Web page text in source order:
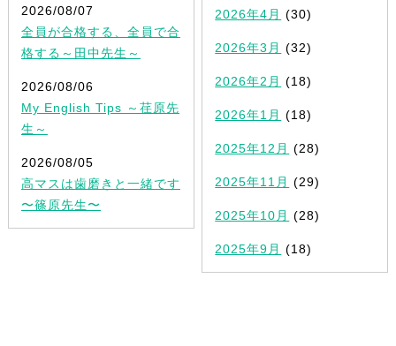
2026/08/07
全員が合格する、全員で合
格する～田中先生～
2026/08/06
My English Tips ～荏原先
生～
2026/08/05
高マスは歯磨きと一緒です
〜篠原先生〜
2026年4月 (30)
2026年3月 (32)
2026年2月 (18)
2026年1月 (18)
2025年12月 (28)
2025年11月 (29)
2025年10月 (28)
2025年9月 (18)